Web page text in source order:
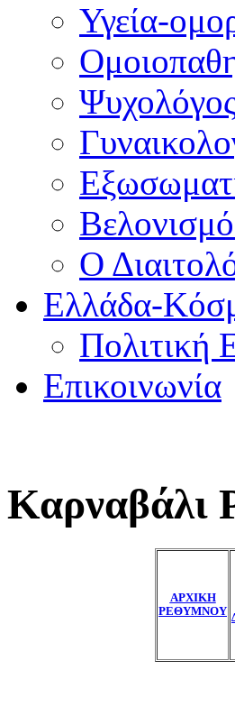
Υγεία-
Ο
Ελλάδα-
Πολιτική
Επικοινωνία
Καρναβάλι
ΑΡΧΙΚΗ
ΡΕΘΥΜΝΟΥ